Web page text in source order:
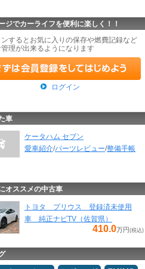
ジでカーライフを便利に楽しく！！
するとお気に入りの保存や燃費記録など
理が出来るようになります
ログイン
車
ケータハム セブン
愛車紹介/パーツレビュー/整備手帳
オススメの中古車
トヨタ プリウス 登録済未使用
車 純正ナビTV（佐賀県）
410.0万円 (税込)